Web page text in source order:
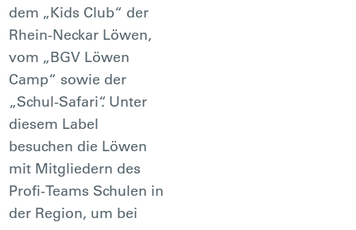
dem „Kids Club“ der
Rhein-Neckar Löwen,
vom „BGV Löwen
Camp“ sowie der
„Schul-Safari“. Unter
diesem Label
besuchen die Löwen
mit Mitgliedern des
Profi-Teams Schulen in
der Region, um bei